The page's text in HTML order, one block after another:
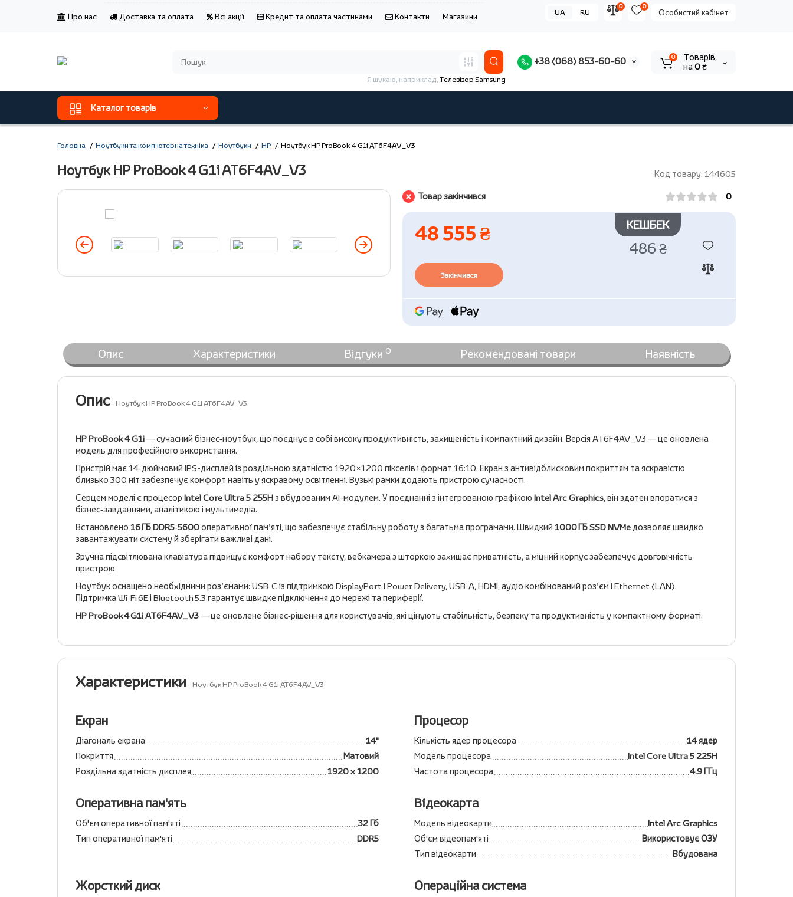
Про нас Доставка та оплата Всі акції Кредит та оплата частинами Контакти Магазини Особистий кабінет
0
0
UA RU
+38 (068) 853-60-60
Я шукаю, наприклад,Телевізор Samsung
0
Tоварів,
на0 ₴
Каталог товарів
Головна Ноутбуки та комп'ютерна техніка Ноутбуки HP Ноутбук HP ProBook 4 G1i AT6F4AV_V3
Код товару: 144605
Ноутбук HP ProBook 4 G1i AT6F4AV_V3
Товар закінчився 0
48 555 ₴ КЕШБЕК
486 ₴
Закінчився
Опис Характеристики Відгуки 0 Рекомендовані товари Наявність
Опис Ноутбук HP ProBook 4 G1i AT6F4AV_V3
HP ProBook 4 G1i— сучасний бізнес‑ноутбук, що поєднує в собі високу продуктивність, захищеність і компактний дизайн. Версія AT6F4AV_V3 — це оновлена
модель для професійного використання.
Пристрій має 14‑дюймовий IPS-дисплей із роздільною здатністю 1920×1200 пікселів і формат 16:10. Екран з антивідблисковим покриттям та яскравістю
близько 300 ніт забезпечує комфорт навіть у яскравому освітленні. Вузькі рамки додають пристрою сучасності.
Серцем моделі є процесор Intel Core Ultra 5 255Hз вбудованим AI-модулем. У поєднанні з інтегрованою графікою Intel Arc Graphics, він здатен впоратися з
бізнес‑завданнями, аналітикою і мультимедіа.
Встановлено 16 ГБ DDR5‑5600оперативної пам’яті, що забезпечує стабільну роботу з багатьма програмами. Швидкий 1000 ГБ SSD NVMeдозволяє швидко
завантажувати систему й зберігати важливі дані.
Зручна підсвітлювана клавіатура підвищує комфорт набору тексту, вебкамера з шторкою захищає приватність, а міцний корпус забезпечує довговічність
пристрою.
Ноутбук оснащено необхідними роз’ємами: USB‑C із підтримкою DisplayPort і Power Delivery, USB‑A, HDMI, аудіо комбінований роз’єм і Ethernet (LAN).
Підтримка Wi‑Fi 6E і Bluetooth 5.3 гарантує швидке підключення до мережі та периферії.
HP ProBook 4 G1i AT6F4AV_V3— це оновлене бізнес‑рішення для користувачів, які цінують стабільність, безпеку та продуктивність у компактному форматі.
Характеристики Ноутбук HP ProBook 4 G1i AT6F4AV_V3
Екран
Діагональ екрана
14"
Покриття
Матовий
Роздільна здатність дисплея
1920 x 1200
Процесор
Кількість ядер процесора
14 ядер
Модель процесора
Intel Core Ultra 5 225H
Частота процесора
4.9 ГГц
Оперативна пам'ять
Об'єм оперативної пам'яті
32 Гб
Тип оперативної пам'яті
DDR5
Відеокарта
Модель відеокарти
Intel Arc Graphics
Об'єм відеопам'яті
Використовує ОЗУ
Тип відеокарти
Вбудована
Жорсткий диск Операційна система